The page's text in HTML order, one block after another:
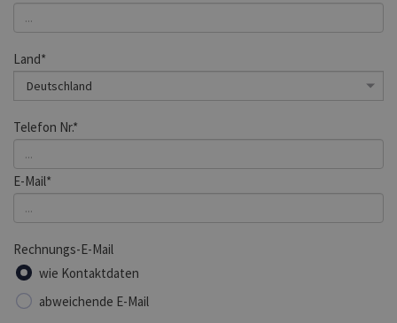
Land*
Telefon Nr.*
E-Mail*
Rechnungs-E-Mail
wie Kontaktdaten
abweichende E-Mail